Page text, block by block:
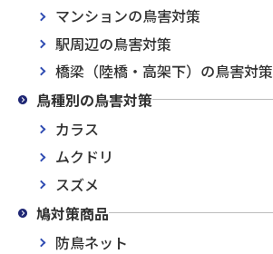
マンションの鳥害対策
駅周辺の鳥害対策
橋梁（陸橋・高架下）の鳥害対策
鳥種別の鳥害対策
カラス
ムクドリ
スズメ
鳩対策商品
防鳥ネット